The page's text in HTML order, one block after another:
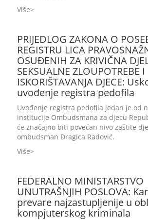
Više
PRIJEDLOG ZAKONA O
REGISTRU LICA
OSUĐENIH ZA KRIVIČNA
SEKSUALNE ZLOUPOTREBE I
ISKORIŠTAVANJA DJECE:
uvođenje registra pedofila
Uvođenje registra pedofila jedan je od
institucije Ombudsmana za djecu
će značajno biti povećan nivo zaštite
ombudsman Dragica Radović.
Više
FEDERALNO MINISTARSTVO
UNUTRAŠNJIH POSLOVA:
prevare najzastupljenije u
kompjuterskog kriminala